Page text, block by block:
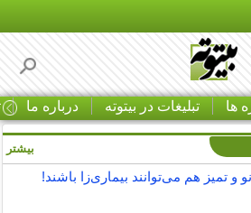
ها تبلیغات در بیتوته درباره ما
بیشتر